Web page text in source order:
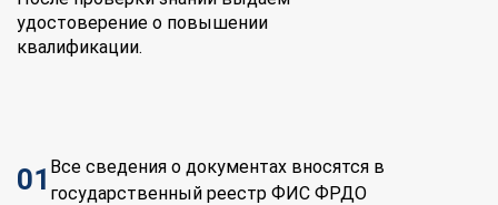
удостоверение о повышении
квалификации.
01 Все сведения о документах вносятся в
государственный реестр ФИС ФРДО